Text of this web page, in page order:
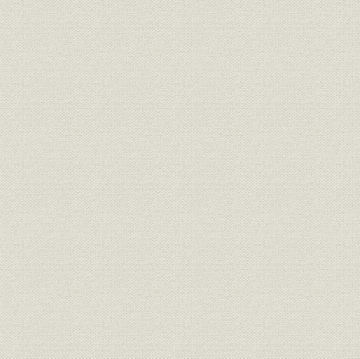
第5節 多様化する製品の開発とその体制作り
1. 機械的計器の開発
1) 圧力計
2) 回転計
3) 動力計、指圧器
4) 磁気羅針儀
〈トキメックフォーラム〉旗艦「三笠」の羅針儀
5) 機械式通信器
6) 試験器
7) トーションメータ
8) 自記高度計